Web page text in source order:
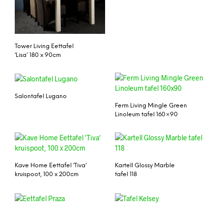
Tower Living Eettafel
‘Lisa’ 180 x 90cm
Salontafel Lugano
Ferm Living Mingle Green
Linoleum tafel 160×90
Kave Home Eettafel ‘Tiva’
kruispoot, 100 x 200cm
Kartell Glossy Marble
tafel 118